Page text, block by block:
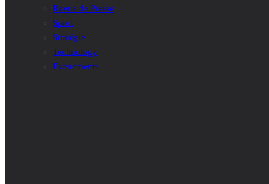
Revue de Presse
Sport
Stratégie
Technology
Evenements